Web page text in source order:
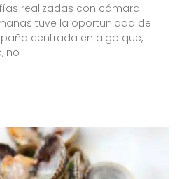
realizadas con cámara
tuve la oportunidad de
centrada en algo que,
no